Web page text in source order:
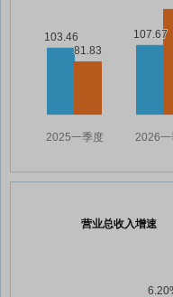
营业总收入增速